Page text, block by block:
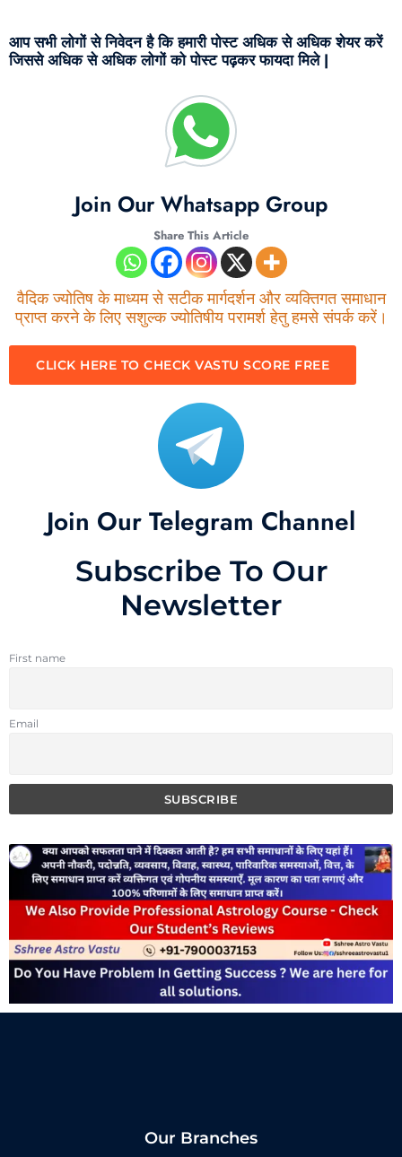
आप सभी लोगों से निवेदन है कि हमारी पोस्ट अधिक से अधिक शेयर करें
जिससे अधिक से अधिक लोगों को पोस्ट पढ़कर फायदा मिले |
Join Our Whatsapp Group
Share This Article
वैदिक ज्योतिष के माध्यम से सटीक मार्गदर्शन और व्यक्तिगत समाधान
प्राप्त करने के लिए सशुल्क ज्योतिषीय परामर्श हेतु हमसे संपर्क करें।
CLICK HERE TO CHECK VASTU SCORE FREE
Join Our Telegram Channel
Subscribe To Our
Newsletter
First name
Email
Our Branches